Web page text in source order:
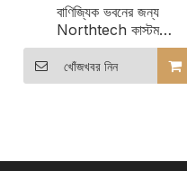
বাণিজ্যিক ভবনের জন্য
Northtech কাস্টম
অ্যালুমিনিয়াম-ক্ল্যাড কাঠের জানালা
খোঁজখবর নিন